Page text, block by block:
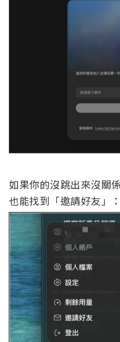
如果你的沒跳出來沒關
也能找到「邀請好友」：